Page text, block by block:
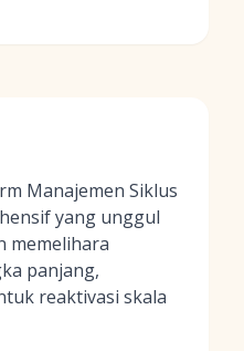
Manajemen Siklus
yang unggul
memelihara
panjang,
reaktivasi skala